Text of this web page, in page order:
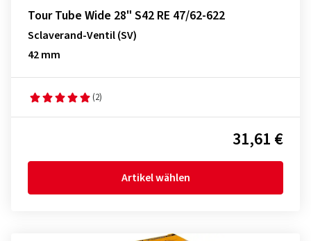
Tour Tube Wide 28" S42 RE 47/62-622
Sclaverand-Ventil (SV)
42 mm
(2)
31,61 €
Artikel wählen